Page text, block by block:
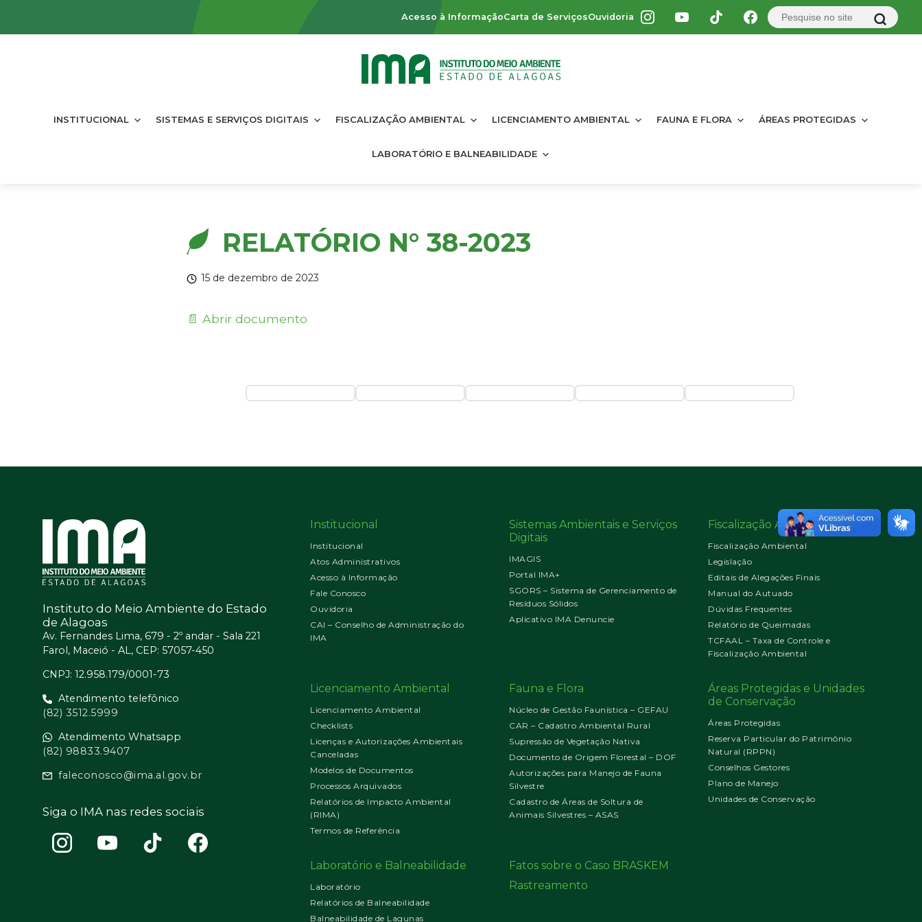
Acesso à InformaçãoCarta de ServiçosOuvidoria
INSTITUCIONAL SISTEMAS E SERVIÇOS DIGITAIS FISCALIZAÇÃO AMBIENTAL LICENCIAMENTO AMBIENTAL FAUNA E FLORA ÁREAS PROTEGIDAS
LABORATÓRIO E BALNEABILIDADE
RELATÓRIO N° 38-2023
15 de dezembro de 2023
📄 Abrir documento
Instituto do Meio Ambiente do Estado
de Alagoas
Av. Fernandes Lima, 679 - 2º andar - Sala 221
Farol, Maceió - AL, CEP: 57057-450
CNPJ: 12.958.179/0001-73
Atendimento telefônico
(82) 3512.5999
Atendimento Whatsapp
(82) 98833.9407
faleconosco@ima.al.gov.br
Siga o IMA nas redes sociais
Institucional
Institucional
Atos Administrativos
Acesso à Informação
Fale Conosco
Ouvidoria
CAI – Conselho de Administração do
IMA
Sistemas Ambientais e Serviços
Digitais
IMAGIS
Portal IMA+
SGORS – Sistema de Gerenciamento de
Resíduos Sólidos
Aplicativo IMA Denuncie
Fiscalização Ambiental
Fiscalização Ambiental
Legislação
Editais de Alegações Finais
Manual do Autuado
Dúvidas Frequentes
Relatório de Queimadas
TCFAAL – Taxa de Controle e
Fiscalização Ambiental
Licenciamento Ambiental
Licenciamento Ambiental
Checklists
Licenças e Autorizações Ambientais
Canceladas
Modelos de Documentos
Processos Arquivados
Relatórios de Impacto Ambiental
(RIMA)
Termos de Referência
Fauna e Flora
Núcleo de Gestão Faunística – GEFAU
CAR – Cadastro Ambiental Rural
Supressão de Vegetação Nativa
Documento de Origem Florestal – DOF
Autorizações para Manejo de Fauna
Silvestre
Cadastro de Áreas de Soltura de
Animais Silvestres – ASAS
Áreas Protegidas e Unidades
de Conservação
Áreas Protegidas
Reserva Particular do Patrimônio
Natural (RPPN)
Conselhos Gestores
Plano de Manejo
Unidades de Conservação
Laboratório e Balneabilidade
Laboratório
Relatórios de Balneabilidade
Balneabilidade de Lagunas
Fatos sobre o Caso BRASKEM
Rastreamento